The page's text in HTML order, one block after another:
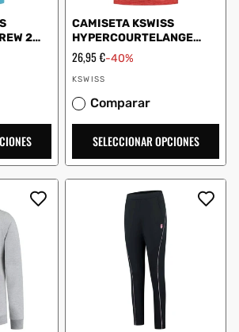
2
CAMISETA KSWISS
HYPERCOURTELANGE
ROJO
Precio
oferta
26,95 €-40%
Proveedor:
KSWISS
Comparar
SELECCIONAR OPCIONES